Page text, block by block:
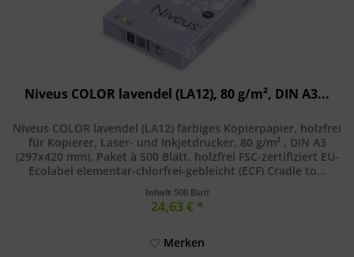
Niveus COLOR lavendel (LA12), 80 g/m², DIN A3...
Niveus COLOR lavendel (LA12) farbiges Kopierpapier, holzfrei
für Kopierer, Laser- und Inkjetdrucker, 80 g/m² , DIN A3
(297x420 mm), Paket à 500 Blatt. holzfrei FSC-zertifiziert EU-
Ecolabel elementar-chlorfrei-gebleicht (ECF) Cradle to...
Inhalt 500 Blatt
24,63 € *
Merken